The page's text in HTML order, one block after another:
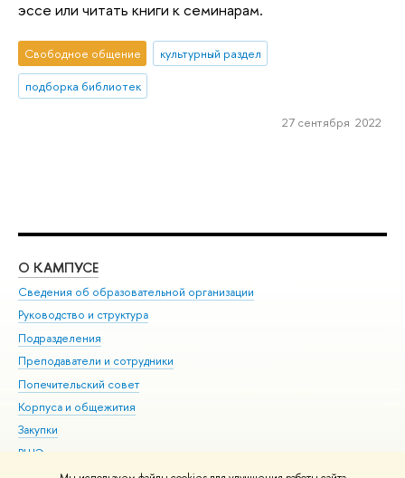
эссе или читать книги к семинарам.
Свободное общение
культурный раздел
подборка библиотек
27 сентября 2022
О КАМПУСЕ
Сведения об образовательной организации
Руководство и структура
Подразделения
Преподаватели и сотрудники
Попечительский совет
Корпуса и общежития
Закупки
ВШЭ для студентов с ограниченными возможностями
здоровья и инвалидностью